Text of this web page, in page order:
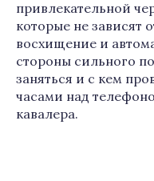
привлекательной
которые не зависят
восхищение и
стороны сильного
заняться и с кем
часами над
кавалера.